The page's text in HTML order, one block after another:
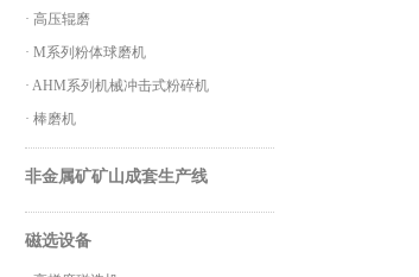
· 高压辊磨
· M系列粉体球磨机
· AHM系列机械冲击式粉碎机
· 棒磨机
非金属矿矿山成套生产线
磁选设备